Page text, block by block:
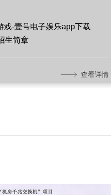
戏-壹号电子娱乐app下载
生简章
查看详情